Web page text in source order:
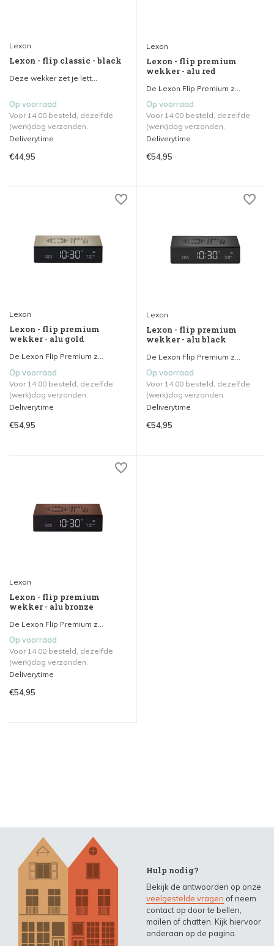
Lexon
Lexon - flip classic - black
Deze wekker zet je lett...
Op voorraad
Voor 14.00 besteld, dezelfde
(werk)dag verzonden.
Deliverytime
€44,95
Lexon
Lexon - flip premium
wekker - alu red
De Lexon Flip Premium z...
Op voorraad
Voor 14.00 besteld, dezelfde
(werk)dag verzonden.
Deliverytime
€54,95
Lexon
Lexon - flip premium
wekker - alu gold
De Lexon Flip Premium z...
Op voorraad
Voor 14.00 besteld, dezelfde
(werk)dag verzonden.
Deliverytime
€54,95
Lexon
Lexon - flip premium
wekker - alu black
De Lexon Flip Premium z...
Op voorraad
Voor 14.00 besteld, dezelfde
(werk)dag verzonden.
Deliverytime
€54,95
Lexon
Lexon - flip premium
wekker - alu bronze
De Lexon Flip Premium z...
Op voorraad
Voor 14.00 besteld, dezelfde
(werk)dag verzonden.
Deliverytime
€54,95
Hulp nodig?
Bekijk de antwoorden op onze
veelgestelde vragen of neem
contact op door te bellen,
mailen of chatten. Kijk hiervoor
onderaan op de pagina.